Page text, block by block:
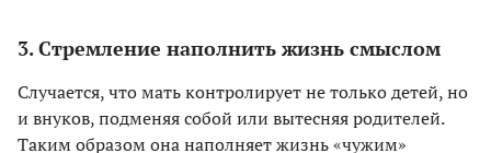
3. Стремление наполнить жизнь смыслом
Случается, что мать контролирует не только детей, но
и внуков, подменяя собой или вытесняя родителей.
Таким образом она наполняет жизнь «чужим»